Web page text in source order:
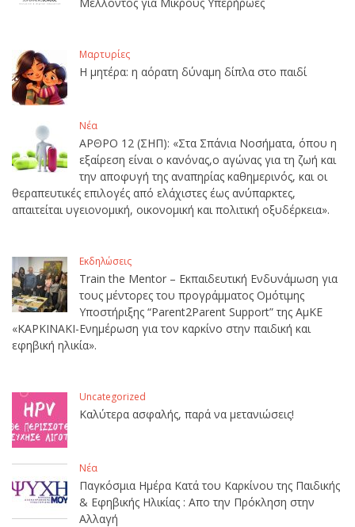
Μαρτυρίες
Η μητέρα: η αόρατη δύναμη δίπλα στο παιδί
Νέα
ΑΡΘΡΟ 12 (ΣΗΠ): «Στα Σπάνια Νοσήματα, όπου η
εξαίρεση είναι ο κανόνας,ο αγώνας για τη ζωή και
την αποφυγή της αναπηρίας καθημερινός, και οι
θεραπευτικές επιλογές από ελάχιστες έως ανύπαρκτες,
απαιτείται υγειονομική, οικονομική και πολιτική οξυδέρκεια».
Εκδηλώσεις
Train the Mentor – Εκπαιδευτική Ενδυνάμωση για
τους μέντορες του προγράμματος Ομότιμης
Υποστήριξης “Parent2Parent Support” της ΑμΚΕ
«ΚΑΡΚΙΝΑΚΙ-Ενημέρωση για τον καρκίνο στην παιδική και
εφηβική ηλικία».
Uncategorized
Καλύτερα ασφαλής, παρά να μετανιώσεις!
Νέα
Παγκόσμια Ημέρα Κατά του Καρκίνου της Παιδικής
& Εφηβικής Ηλικίας : Απο την Πρόκληση στην
Αλλαγή